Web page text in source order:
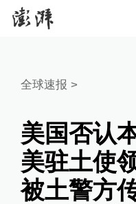
全球速报 >
美国否认
美驻土使
被土警方